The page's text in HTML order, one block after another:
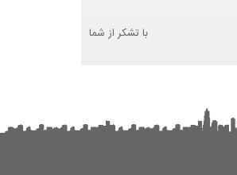
با تشکر از شما